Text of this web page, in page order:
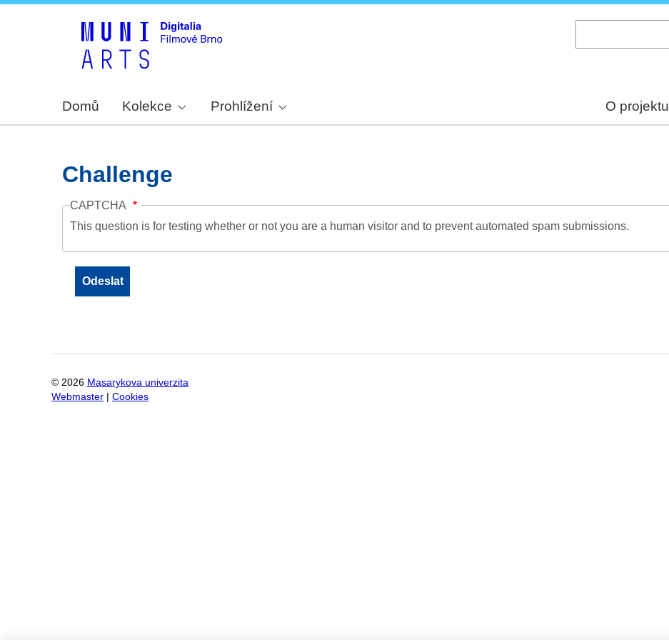
Domů Kolekce Prohlížení O projektu
Challenge
CAPTCHA
This question is for testing whether or not you are a human visitor and to prevent automated spam submissions.
© 2026 Masarykova univerzita
Webmaster
Cookies